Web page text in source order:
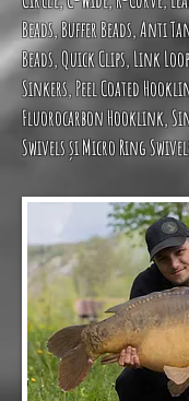
Beads,Buffer Beads,Anti
Beads,Quick Clips,Link
Sinkers,Peel Coated
Fluorocarbon Hooklink,
SwivelsșiMicro Ring